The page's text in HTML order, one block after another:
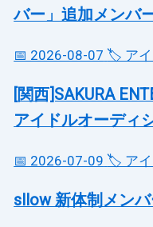
バー」追加メンバ
📅 2026-08-07 🏷️ アイ
[関西]SAKURA
アイドルオーディ
📅 2026-07-09 🏷️ アイ
sllow 新体制メン